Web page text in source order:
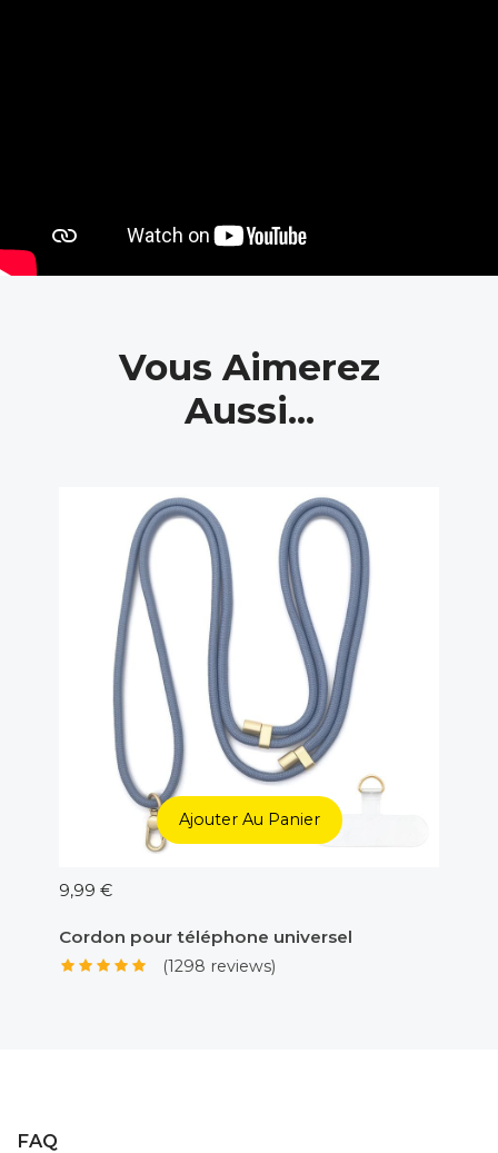
Vous Aimerez
Aussi...
Ajouter Au Panier
9,99 €
Cordon pour téléphone universel
(1298 reviews)
FAQ